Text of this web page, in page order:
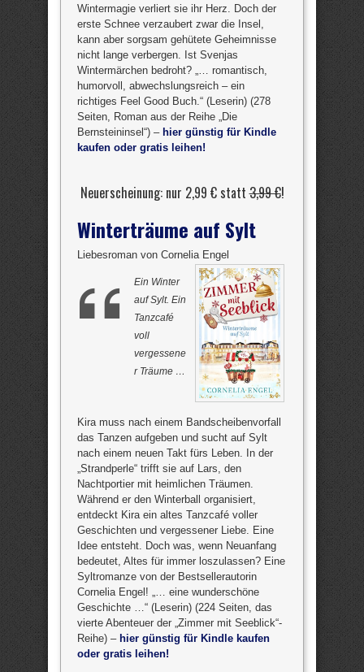
Wintermagie verliert sie ihr Herz. Doch der
erste Schnee verzaubert zwar die Insel,
kann aber sorgsam gehütete Geheimnisse
nicht lange verbergen. Ist Svenjas
Wintermärchen bedroht? „… romantisch,
humorvoll, abwechslungsreich – ein
richtiges Feel Good Buch.“ (Leserin) (278
Seiten, Roman aus der Reihe „Die
Bernsteininsel“) – hier günstig für Kindle
kaufen oder gratis leihen!
Neuerscheinung: nur 2,99 € statt3,99 €!
Winterträume auf Sylt
Liebesroman von Cornelia Engel
Ein Winter
auf Sylt. Ein
Tanzcafé
voll
vergessene
r Träume …
Kira muss nach einem Bandscheibenvorfall
das Tanzen aufgeben und sucht auf Sylt
nach einem neuen Takt fürs Leben. In der
„Strandperle“ trifft sie auf Lars, den
Nachtportier mit heimlichen Träumen.
Während er den Winterball organisiert,
entdeckt Kira ein altes Tanzcafé voller
Geschichten und vergessener Liebe. Eine
Idee entsteht. Doch was, wenn Neuanfang
bedeutet, Altes für immer loszulassen? Eine
Syltromanze von der Bestsellerautorin
Cornelia Engel! „… eine wunderschöne
Geschichte …“ (Leserin) (224 Seiten, das
vierte Abenteuer der „Zimmer mit Seeblick“-
Reihe) – hier günstig für Kindle kaufen
oder gratis leihen!